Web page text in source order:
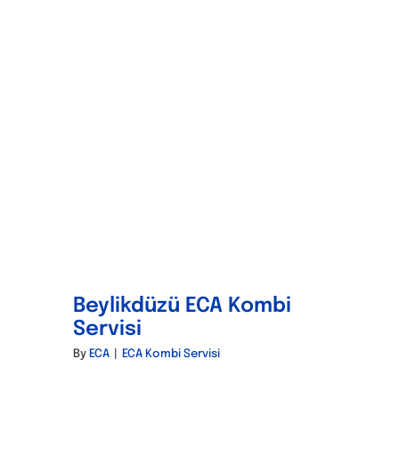
Beylikdüzü ECA Kombi
Servisi
By ECA ECA Kombi Servisi